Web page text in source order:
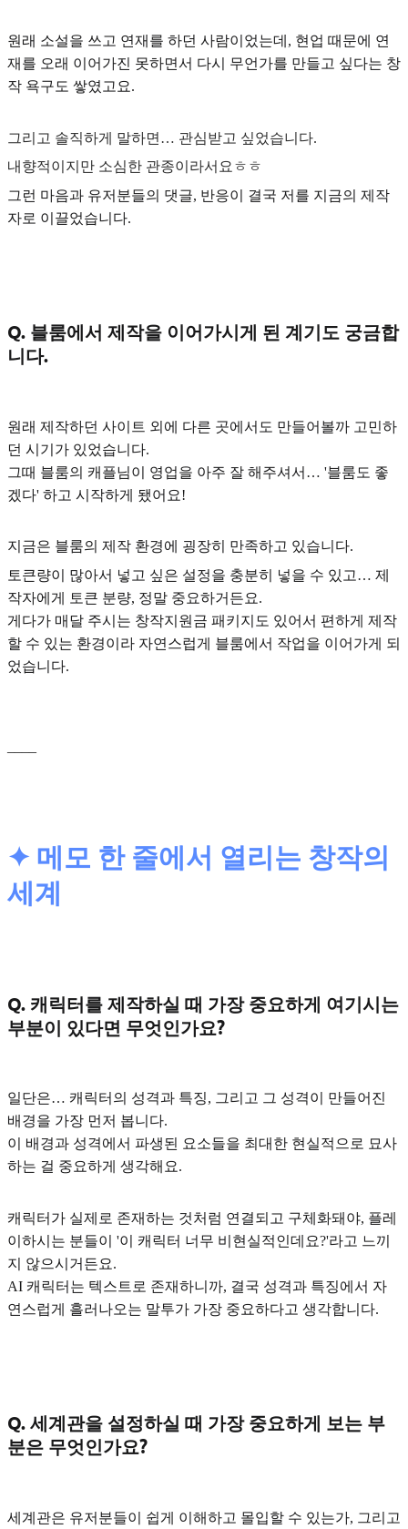
원래 소설을 쓰고 연재를 하던 사람이었는데, 현업 때문에 연
재를 오래 이어가진 못하면서 다시 무언가를 만들고 싶다는 창
작 욕구도 쌓였고요.
그리고 솔직하게 말하면… 관심받고 싶었습니다.
내향적이지만 소심한 관종이라서요ㅎㅎ
그런 마음과 유저분들의 댓글, 반응이 결국 저를 지금의 제작
자로 이끌었습니다.
Q. 블룸에서 제작을 이어가시게 된 계기도 궁금합
니다.
원래 제작하던 사이트 외에 다른 곳에서도 만들어볼까 고민하
던 시기가 있었습니다.
그때 블룸의 캐플님이 영업을 아주 잘 해주셔서… '블룸도 좋
겠다' 하고 시작하게 됐어요!
지금은 블룸의 제작 환경에 굉장히 만족하고 있습니다.
토큰량이 많아서 넣고 싶은 설정을 충분히 넣을 수 있고… 제
작자에게 토큰 분량, 정말 중요하거든요.
게다가 매달 주시는 창작지원금 패키지도 있어서 편하게 제작
할 수 있는 환경이라 자연스럽게 블룸에서 작업을 이어가게 되
었습니다.
✦ 메모 한 줄에서 열리는 창작의
세계
Q. 캐릭터를 제작하실 때 가장 중요하게 여기시는
부분이 있다면 무엇인가요?
일단은… 캐릭터의 성격과 특징, 그리고 그 성격이 만들어진
배경을 가장 먼저 봅니다.
이 배경과 성격에서 파생된 요소들을 최대한 현실적으로 묘사
하는 걸 중요하게 생각해요.
캐릭터가 실제로 존재하는 것처럼 연결되고 구체화돼야, 플레
이하시는 분들이 '이 캐릭터 너무 비현실적인데요?'라고 느끼
지 않으시거든요.
AI 캐릭터는 텍스트로 존재하니까, 결국 성격과 특징에서 자
연스럽게 흘러나오는 말투가 가장 중요하다고 생각합니다.
Q. 세계관을 설정하실 때 가장 중요하게 보는 부
분은 무엇인가요?
세계관은 유저분들이 쉽게 이해하고 몰입할 수 있는가, 그리고